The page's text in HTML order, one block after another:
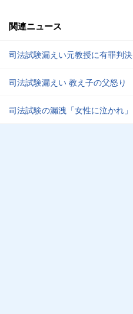
関連ニュース
司法試験漏えい元教授に有罪判決
司法試験漏えい 教え子の父怒り
司法試験の漏洩「女性に泣かれ」